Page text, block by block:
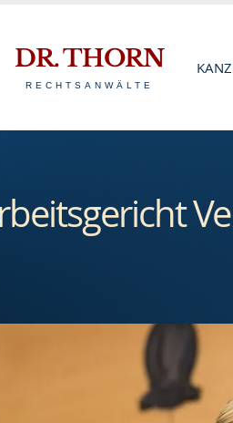
DR. THORN
RECHTSANWÄLTE